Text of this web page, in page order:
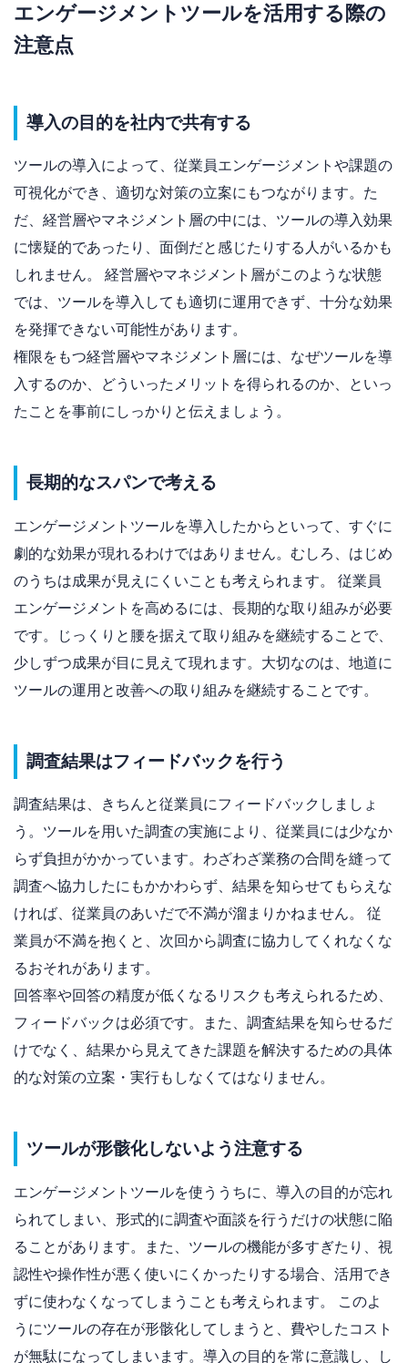
エンゲージメントツールを活用する際の
注意点
導入の目的を社内で共有する
ツールの導入によって、従業員エンゲージメントや課題の
可視化ができ、適切な対策の立案にもつながります。た
だ、経営層やマネジメント層の中には、ツールの導入効果
に懐疑的であったり、面倒だと感じたりする人がいるかも
しれません。 経営層やマネジメント層がこのような状態
では、ツールを導入しても適切に運用できず、十分な効果
を発揮できない可能性があります。
権限をもつ経営層やマネジメント層には、なぜツールを導
入するのか、どういったメリットを得られるのか、といっ
たことを事前にしっかりと伝えましょう。
長期的なスパンで考える
エンゲージメントツールを導入したからといって、すぐに
劇的な効果が現れるわけではありません。むしろ、はじめ
のうちは成果が見えにくいことも考えられます。 従業員
エンゲージメントを高めるには、長期的な取り組みが必要
です。じっくりと腰を据えて取り組みを継続することで、
少しずつ成果が目に見えて現れます。大切なのは、地道に
ツールの運用と改善への取り組みを継続することです。
調査結果はフィードバックを行う
調査結果は、きちんと従業員にフィードバックしましょ
う。ツールを用いた調査の実施により、従業員には少なか
らず負担がかかっています。わざわざ業務の合間を縫って
調査へ協力したにもかかわらず、結果を知らせてもらえな
ければ、従業員のあいだで不満が溜まりかねません。 従
業員が不満を抱くと、次回から調査に協力してくれなくな
るおそれがあります。
回答率や回答の精度が低くなるリスクも考えられるため、
フィードバックは必須です。また、調査結果を知らせるだ
けでなく、結果から見えてきた課題を解決するための具体
的な対策の立案・実行もしなくてはなりません。
ツールが形骸化しないよう注意する
エンゲージメントツールを使ううちに、導入の目的が忘れ
られてしまい、形式的に調査や面談を行うだけの状態に陥
ることがあります。また、ツールの機能が多すぎたり、視
認性や操作性が悪く使いにくかったりする場合、活用でき
ずに使わなくなってしまうことも考えられます。 このよ
うにツールの存在が形骸化してしまうと、費やしたコスト
が無駄になってしまいます。導入の目的を常に意識し、し